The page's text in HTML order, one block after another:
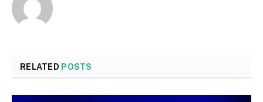
RELATED POSTS